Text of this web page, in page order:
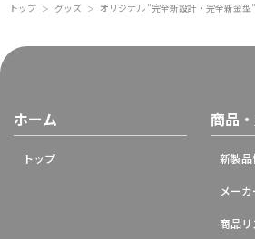
トップ ＞ グッズ ＞ オリジナル "完全新設計・完全新金
ホーム
トップ
商品
新製品
メー
商品リ